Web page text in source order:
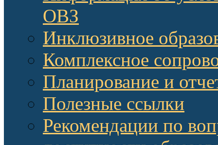
ОВЗ
Инклюзивное
Комплексное
Планирование и
Полезные ссылки
Рекомендации по